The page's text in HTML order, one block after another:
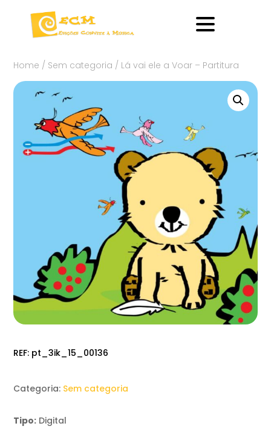
Home / Sem categoria / Lá vai ele a Voar – Partitura
REF: pt_3ik_15_00136
Categoria: Sem categoria
Tipo: Digital